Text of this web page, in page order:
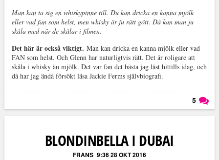
Man kan ta sig en whiskypinne till. Du kan dricka en kanna mjölk
eller vad fan som helst, men whisky är ju rätt gött. Då kan man ju
skåla med när de skålar i filmen.
Det här är också viktigt. Man kan dricka en kanna mjölk eller vad
FAN som helst. Och Glenn har naturligtvis rätt. Det är roligare att
skåla i whisky än mjölk. Det var fan det bästa jag läst hittills idag, och
då har jag ändå försökt läsa Jackie Ferms självbiografi.
5
BLONDINBELLA I DUBAI
FRANS 9:36 28 OKT 2016